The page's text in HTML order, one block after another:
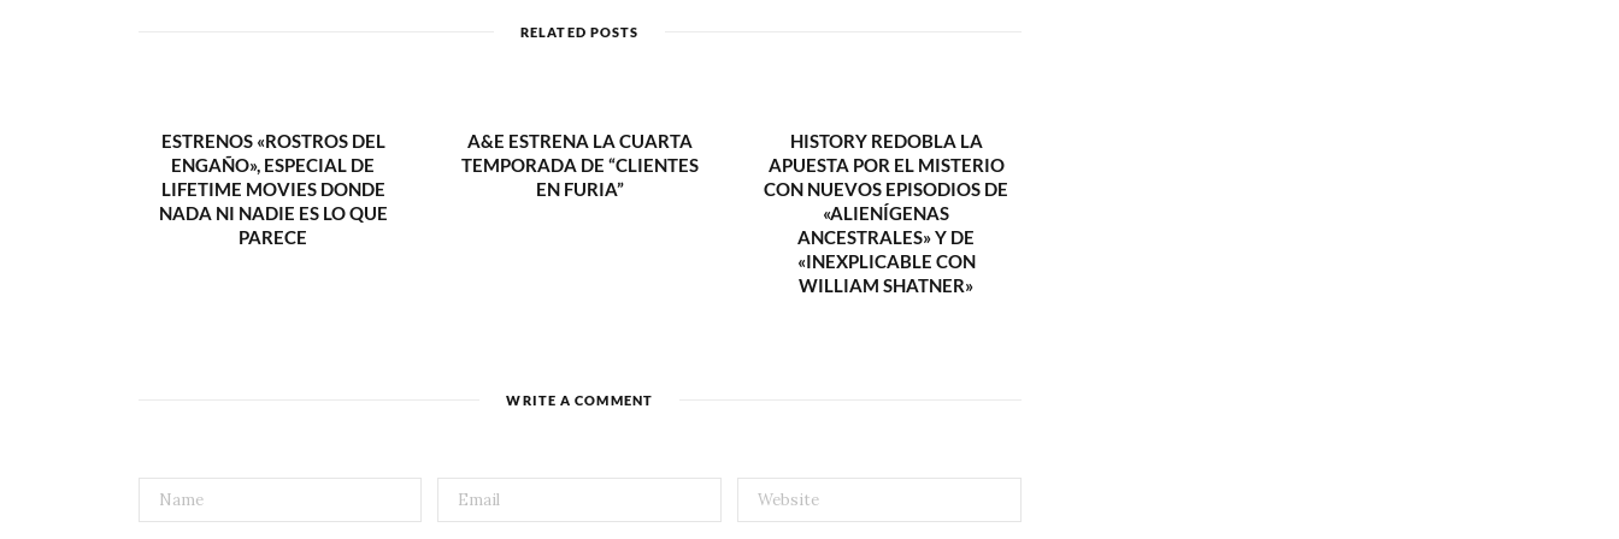
e
RELATED POSTS
ESTRENOS «ROSTROS DEL
ENGAÑO», ESPECIAL DE
LIFETIME MOVIES DONDE
NADA NI NADIE ES LO QUE
PARECE
A&E ESTRENA LA CUARTA
TEMPORADA DE “CLIENTES
EN FURIA”
HISTORY REDOBLA LA
APUESTA POR EL MISTERIO
CON NUEVOS EPISODIOS DE
«ALIENÍGENAS
ANCESTRALES» Y DE
«INEXPLICABLE CON
WILLIAM SHATNER»
WRITE A COMMENT